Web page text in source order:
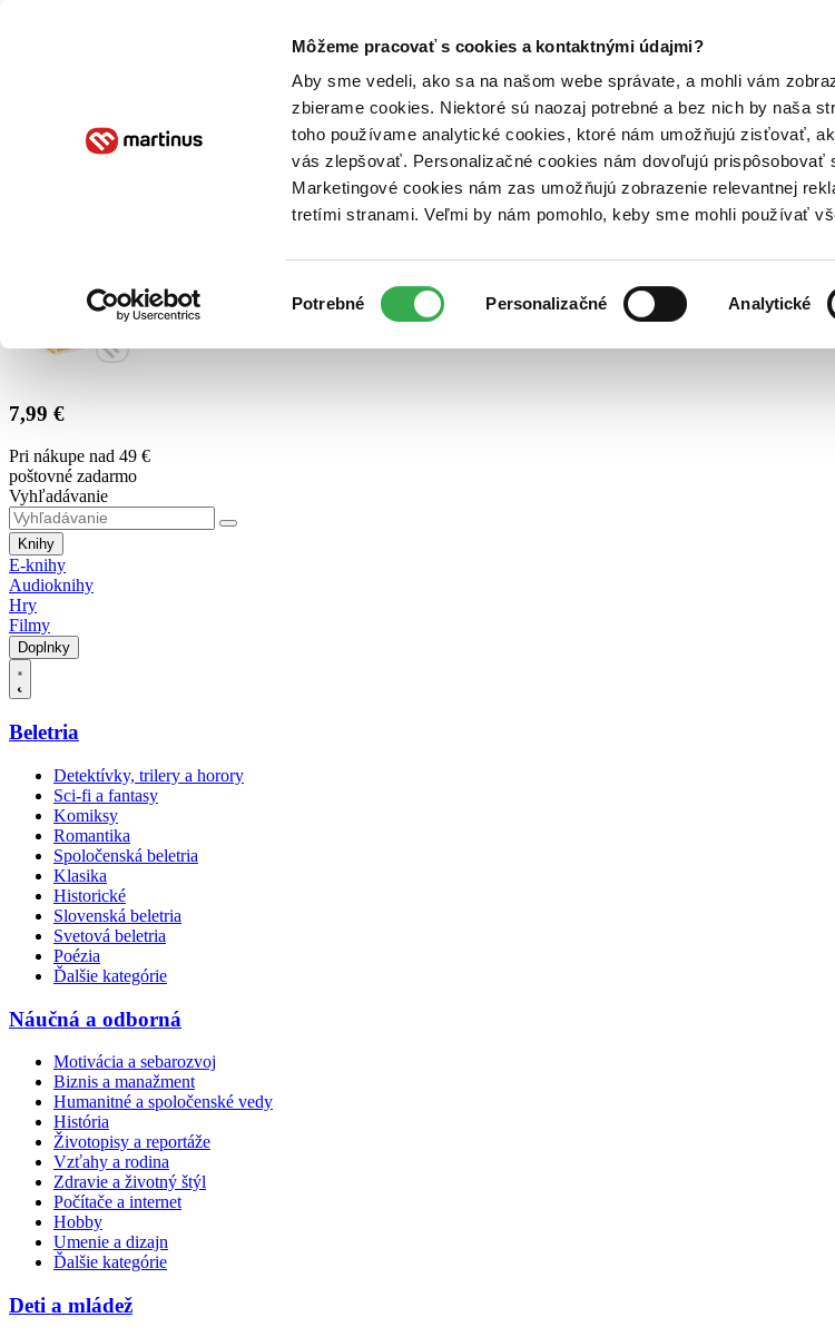
Môžeme pracovať s cookies a kontaktnými údajmi?
Aby sme vedeli, ako sa na našom webe správate, a mohli vám
zbierame cookies. Niektoré sú naozaj potrebné a bez nich by naša
toho používame analytické cookies, ktoré nám umožňujú zisťovať,
vás zlepšovať. Personalizačné cookies nám dovoľujú prispôsobovať
Marketingové cookies nám zas umožňujú zobrazenie relevantnej
tretími stranami. Veľmi by nám pomohlo, keby sme mohli používať
súhlasu
Potrebné Personalizačné Analytické
Poukážky Kontakt
7,99 €
Pri nákupe nad 49 €
poštovné zadarmo
Vyhľadávanie
Knihy
E-knihy
Audioknihy
Hry
Filmy
Doplnky
Beletria
Detektívky, trilery a horory
Sci-fi a fantasy
Komiksy
Romantika
Spoločenská beletria
Klasika
Historické
Slovenská beletria
Svetová beletria
Poézia
Ďalšie kategórie
Náučná a odborná
Motivácia a sebarozvoj
Biznis a manažment
Humanitné a spoločenské vedy
História
Životopisy a reportáže
Vzťahy a rodina
Zdravie a životný štýl
Počítače a internet
Hobby
Umenie a dizajn
Ďalšie kategórie
Deti a mládež